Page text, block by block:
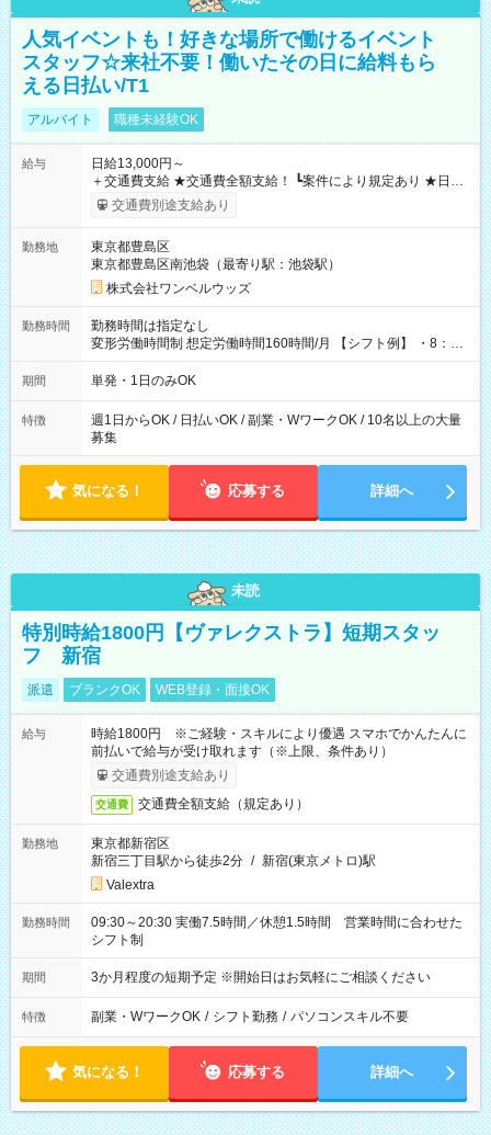
人気イベントも！好きな場所で働けるイベント
スタッフ☆来社不要！働いたその日に給料もら
える日払い/T1
アルバイト 職種未経験OK
給与
日給13,000円～
＋交通費支給 ★交通費全額支給！ ┗案件により規定あり ★日払
いOK！（規定あり） ┗働いたその日に現金GET♪ お仕事後はコ
ンビニATMから 日払い分を引き落とせます！ 【試用期間】試
交通費別途支給あり
勤務地
東京都豊島区
東京都豊島区南池袋（最寄り駅：池袋駅）
株式会社ワンベルウッズ
勤務時間
勤務時間は指定なし
変形労働時間制 想定労働時間160時間/月 【シフト例】 ・8：00
～21：00
期間 単発・1日のみOK
特徴
週1日からOK / 日払いOK / 副業・WワークOK / 10名以上の大量
募集
気になる！ 応募する 詳細へ
未読
特別時給1800円【ヴァレクストラ】短期スタッ
フ 新宿
派遣 ブランクOK WEB登録・面接OK
給与
時給1800円 ※ご経験・スキルにより優遇 スマホでかんたんに
前払いで給与が受け取れます（※上限、条件あり）
交通費別途支給あり
交通費 交通費全額支給（規定あり）
勤務地
東京都新宿区
新宿三丁目駅から徒歩2分 / 新宿(東京メトロ)駅
Valextra
勤務時間
09:30～20:30 実働7.5時間／休憩1.5時間 営業時間に合わせた
シフト制
期間 3か月程度の短期予定 ※開始日はお気軽にご相談ください
特徴 副業・WワークOK / シフト勤務 / パソコンスキル不要
気になる！ 応募する 詳細へ